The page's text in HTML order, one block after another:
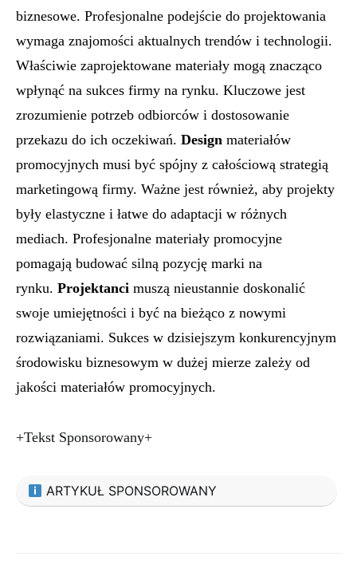
biznesowe. Profesjonalne podejście do projektowania
wymaga znajomości aktualnych trendów i technologii.
Właściwie zaprojektowane materiały mogą znacząco
wpłynąć na sukces firmy na rynku. Kluczowe jest
zrozumienie potrzeb odbiorców i dostosowanie
przekazu do ich oczekiwań. Design materiałów
promocyjnych musi być spójny z całościową strategią
marketingową firmy. Ważne jest również, aby projekty
były elastyczne i łatwe do adaptacji w różnych
mediach. Profesjonalne materiały promocyjne
pomagają budować silną pozycję marki na
rynku. Projektanci muszą nieustannie doskonalić
swoje umiejętności i być na bieżąco z nowymi
rozwiązaniami. Sukces w dzisiejszym konkurencyjnym
środowisku biznesowym w dużej mierze zależy od
jakości materiałów promocyjnych.
+Tekst Sponsorowany+
ARTYKUŁ SPONSOROWANY